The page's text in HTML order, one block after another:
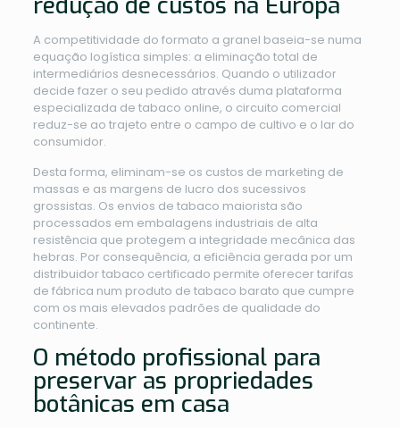
A competitividade do formato a granel baseia-se numa
equação logística simples: a eliminação total de
intermediários desnecessários. Quando o utilizador
decide fazer o seu pedido através duma plataforma
especializada de tabaco online, o circuito comercial
reduz-se ao trajeto entre o campo de cultivo e o lar do
consumidor.
Desta forma, eliminam-se os custos de marketing de
massas e as margens de lucro dos sucessivos
grossistas. Os envios de tabaco maiorista são
processados em embalagens industriais de alta
resistência que protegem a integridade mecânica das
hebras. Por consequência, a eficiência gerada por um
distribuidor tabaco certificado permite oferecer tarifas
de fábrica num produto de tabaco barato que cumpre
com os mais elevados padrões de qualidade do
continente.
O método profissional para
preservar as propriedades
botânicas em casa